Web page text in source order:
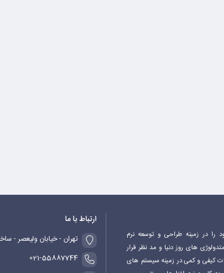
سال 1390 فعالیت خود را در زمینه طراحی و توسعه نرم
های روز دنیا و مد نظر قرار
کیفی و کمی در زمینه سیستم های
ارتباط با ما
تهران - خیابان ولیعصر -
021-55887744